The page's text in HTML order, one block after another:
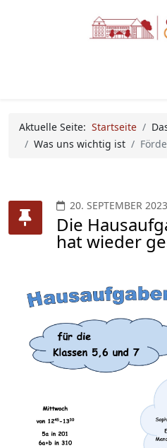
Aktuelle Seite: Startseite
Was uns wichtig ist
20. SEPTEMBER 2023
Die
hat wieder